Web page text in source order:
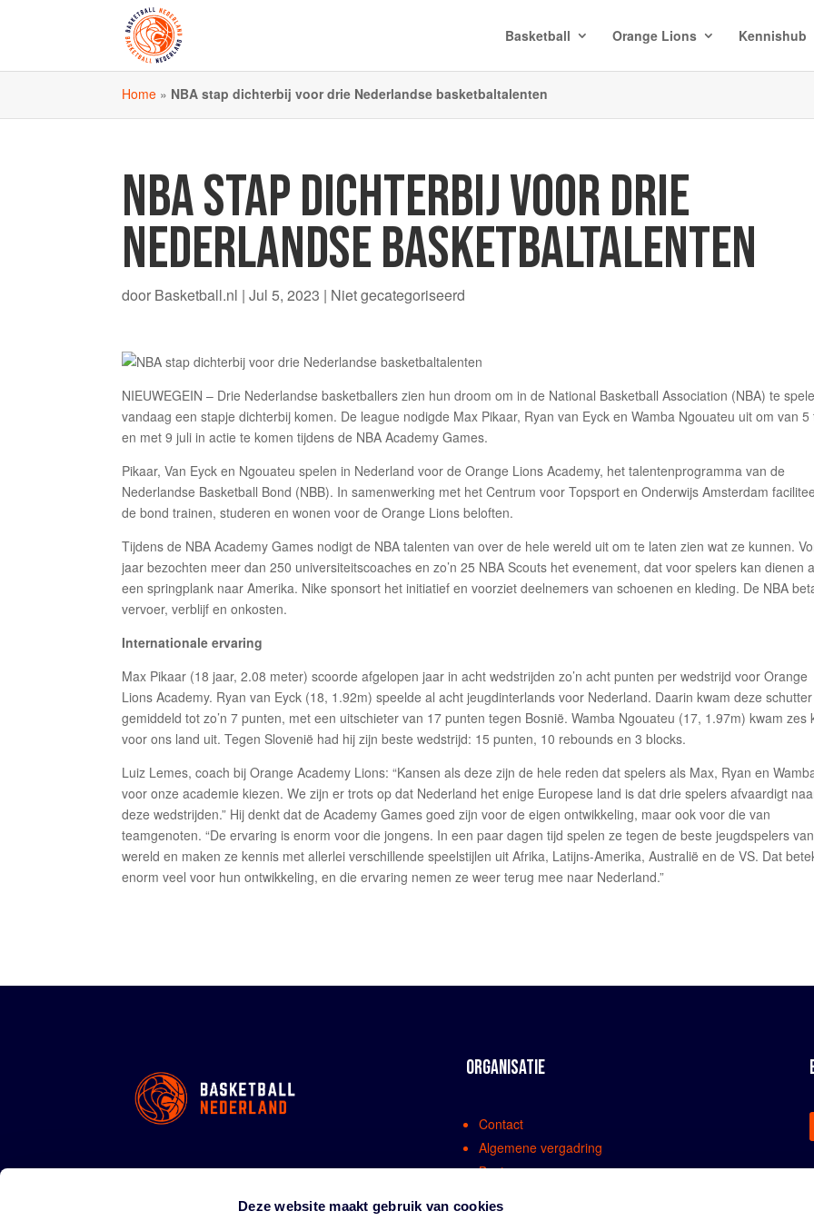
Deze website maakt gebruik van cookies
Basketball Orange Lions Kennishub
Home » NBA stap dichterbij voor drie Nederlandse basketbaltalenten
NBA STAP DICHTERBIJ VOOR DRIE
NEDERLANDSE BASKETBALTALENTEN
door Basketball.nl |Jul 5, 2023 | Niet gecategoriseerd
NIEUWEGEIN – Drie Nederlandse basketballers zien hun droom om in de National Basketball Association (NBA) te
vandaag een stapje dichterbij komen. De league nodigde Max Pikaar, Ryan van Eyck en Wamba Ngouateu uit om van 5
en met 9 juli in actie te komen tijdens de NBA Academy Games.
Pikaar, Van Eyck en Ngouateu spelen in Nederland voor de Orange Lions Academy, het talentenprogramma van de
Nederlandse Basketball Bond (NBB). In samenwerking met het Centrum voor Topsport en Onderwijs Amsterdam
de bond trainen, studeren en wonen voor de Orange Lions beloften.
Tijdens de NBA Academy Games nodigt de NBA talenten van over de hele wereld uit om te laten zien wat ze kunnen.
jaar bezochten meer dan 250 universiteitscoaches en zo’n 25 NBA Scouts het evenement, dat voor spelers kan dienen
een springplank naar Amerika. Nike sponsort het initiatief en voorziet deelnemers van schoenen en kleding. De NBA
vervoer, verblijf en onkosten.
Internationale ervaring
Max Pikaar (18 jaar, 2.08 meter) scoorde afgelopen jaar in acht wedstrijden zo’n acht punten per wedstrijd voor Orange
Lions Academy. Ryan van Eyck (18, 1.92m) speelde al acht jeugdinterlands voor Nederland. Daarin kwam deze schutter
gemiddeld tot zo’n 7 punten, met een uitschieter van 17 punten tegen Bosnië. Wamba Ngouateu (17, 1.97m) kwam zes
voor ons land uit. Tegen Slovenië had hij zijn beste wedstrijd: 15 punten, 10 rebounds en 3 blocks.
Luiz Lemes, coach bij Orange Academy Lions: “Kansen als deze zijn de hele reden dat spelers als Max, Ryan en
voor onze academie kiezen. We zijn er trots op dat Nederland het enige Europese land is dat drie spelers afvaardigt
deze wedstrijden.” Hij denkt dat de Academy Games goed zijn voor de eigen ontwikkeling, maar ook voor die van
teamgenoten. “De ervaring is enorm voor die jongens. In een paar dagen tijd spelen ze tegen de beste jeugdspelers
wereld en maken ze kennis met allerlei verschillende speelstijlen uit Afrika, Latijns-Amerika, Australië en de VS. Dat
enorm veel voor hun ontwikkeling, en die ervaring nemen ze weer terug mee naar Nederland.”
ORGANISATIE
Contact
Algemene vergadring
Bestuur